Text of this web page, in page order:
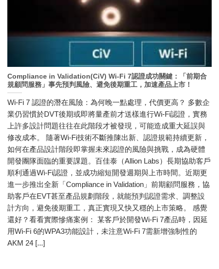
Compliance in Validation(CiV) Wi-Fi 7認證成功關鍵：「前期合
規顧問服務」事先預判風險、避免後期重工，加速產品上市！
Wi-Fi 7 認證的潛在風險：為何晚一點處理，代價更高？ 多數企
業仍習慣於DVT後期或即將量產前才送樣進行Wi-Fi認證，實務
上許多設計問題往往在此階段才被發現，可能造成重大延誤與
修改成本。 隨著Wi-Fi技術不斷推陳出新、認證規範持續更新，
如何在產品設計階段即掌握未來認證的風險與挑戰，成為硬體
開發團隊面臨的重要課題。百佳泰（Allion Labs）長期協助客戶
順利通過Wi-Fi認證，並成功縮短開發週期與上市時間。近期更
進一步推出全新「Compliance in Validation」前期顧問服務，協
助客戶在EVT甚至產品規劃階段，就能預判認證需求、調整設
計方向，避免後期重工，真正實現又快又穩的上市策略。 感覺
還好？看看實際慘痛案例： 某客戶於開發Wi-Fi 7產品時，因延
用Wi-Fi 6的WPA3功能設計，未注意Wi-Fi 7需新增強制性的
AKM 24 [...]